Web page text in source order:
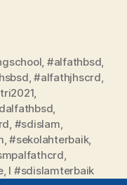
, #alfathbsd,
,#alfathjhscrd,
,
,
, #sdislam,
,#sekolahterbaik,
,
, l #sdislamterbaik